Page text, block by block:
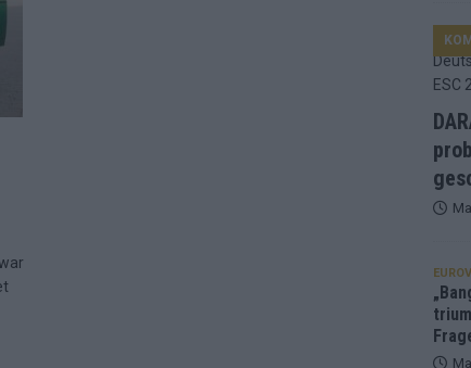
vier Big-Four-Länder, ein Gastgeber – alle Acts im
Dänemark vorne, Aserbaidschan chancenlos – Zypern
neue Westernstadt: Der Europa-Park 2026 setzt auf viele
problematisch, Deutschland strukturell gescheitert – das